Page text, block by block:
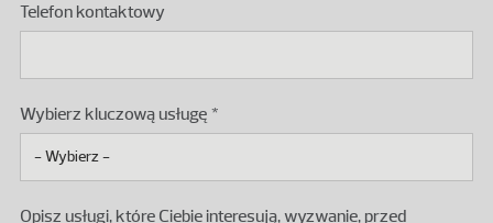
Telefon kontaktowy
Wybierz kluczową usługę
Opisz usługi, które Ciebie interesują, wyzwanie, przed